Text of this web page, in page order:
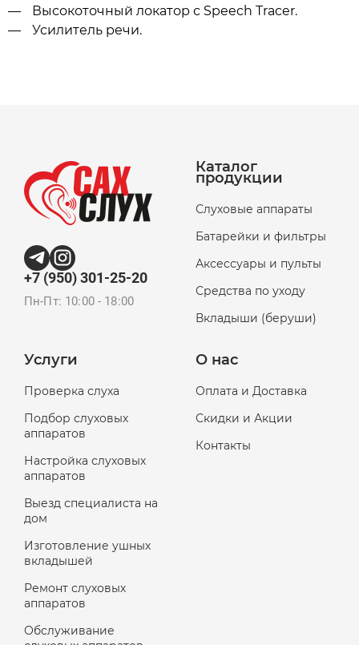
Высокоточный локатор с Speech Tracer.
Усилитель речи.
+7 (950) 301-25-20
Пн-Пт: 10:00 - 18:00
Каталог
продукции
Слуховые аппараты
Батарейки и фильтры
Аксессуары и пульты
Средства по уходу
Вкладыши (беруши)
Услуги
Проверка слуха
Подбор слуховых
аппаратов
Настройка слуховых
аппаратов
Выезд специалиста на
дом
Изготовление ушных
вкладышей
Ремонт слуховых
аппаратов
Обслуживание
О нас
Оплата и Доставка
Скидки и Акции
Контакты